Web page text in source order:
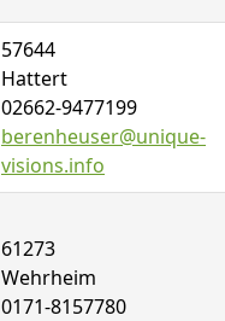
57644
Hattert
02662-9477199
berenheuser@unique-
visions.info
61273
Wehrheim
0171-8157780